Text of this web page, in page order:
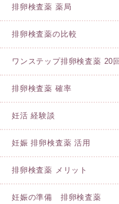
排卵検査薬 薬局
排卵検査薬の比較
ワンステップ排卵検査薬 20
排卵検査薬 確率
妊活 経験談
妊娠 排卵検査薬 活用
排卵検査薬 メリット
妊娠の準備 排卵検査薬